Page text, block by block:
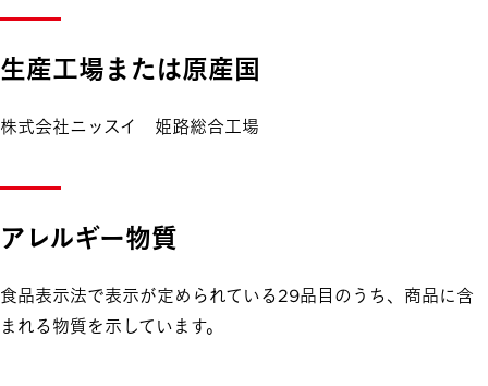
生産工場または原産国
株式会社ニッスイ 姫路総合工場
アレルギー物質
食品表示法で表示が定められている29品目のうち、商品に含
まれる物質を示しています。